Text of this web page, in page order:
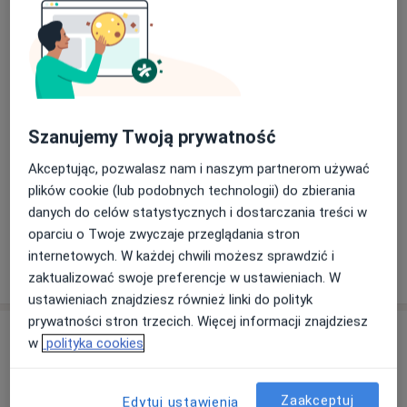
Konsultacja fizjoterapeutyczna (pierwsza wizyta)
Od 150 zł Szczegóły
Konsultacja fizjoterapeutyczna dzieci
100 zł Szczegóły
Fala uderzeniowa
Od 70 zł Szczegóły
+ 4 usługi
W jaki sposób ustalane są ceny?
Adres
Partyzantów,34-130Kalwaria Zebrzydowska
Szanujemy Twoją prywatność
Akceptując, pozwalasz nam i naszym partnerom używać
plików cookie (lub podobnych technologii) do zbierania
danych do celów statystycznych i dostarczania treści w
oparciu o Twoje zwyczaje przeglądania stron
internetowych. W każdej chwili możesz sprawdzić i
zaktualizować swoje preferencje w ustawieniach. W
ustawieniach znajdziesz również linki do polityk
prywatności stron trzecich. Więcej informacji znajdziesz
w polityka cookies
Edytuj ustawienia Zaakceptuj